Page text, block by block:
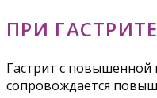
ПРИ ГАСТРИТЕ
Гастрит с повышенной
сопровождается